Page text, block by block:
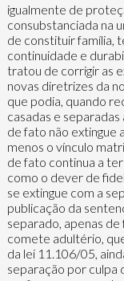
igualmente de
consubstanciada na
de constituir família,
continuidade e
tratou de corrigir as
novas diretrizes da
que podia, quando
casadas e
de fato não extingue
menos o vínculo
de fato continua a
como o dever de
se extingue com a
publicação da
separado, apenas
comete adultério,
da lei 11.106/05,
separação por culpa